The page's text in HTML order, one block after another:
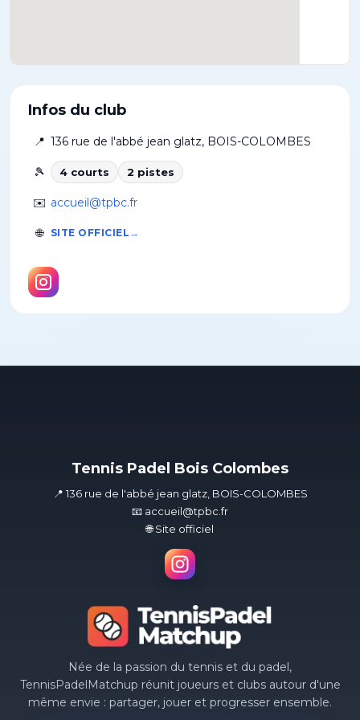
Infos du club
📍 136 rue de l'abbé jean glatz, BOIS-COLOMBES
🎾 4 courts 2 pistes
✉️ accueil@tpbc.fr
🌐 SITE OFFICIEL
Tennis Padel Bois Colombes
📍 136 rue de l'abbé jean glatz, BOIS-COLOMBES
📧 accueil@tpbc.fr
🌐 Site officiel
Née de la passion du tennis et du padel,
TennisPadelMatchup réunit joueurs et clubs autour d'une
même envie : partager, jouer et progresser ensemble.